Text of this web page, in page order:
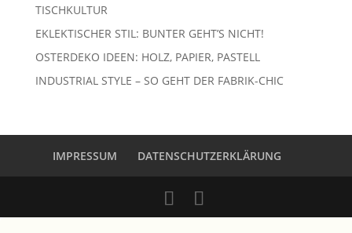
TISCHKULTUR
EKLEKTISCHER STIL: BUNTER GEHT’S NICHT!
OSTERDEKO IDEEN: HOLZ, PAPIER, PASTELL
INDUSTRIAL STYLE – SO GEHT DER FABRIK-CHIC
IMPRESSUM DATENSCHUTZERKLÄRUNG